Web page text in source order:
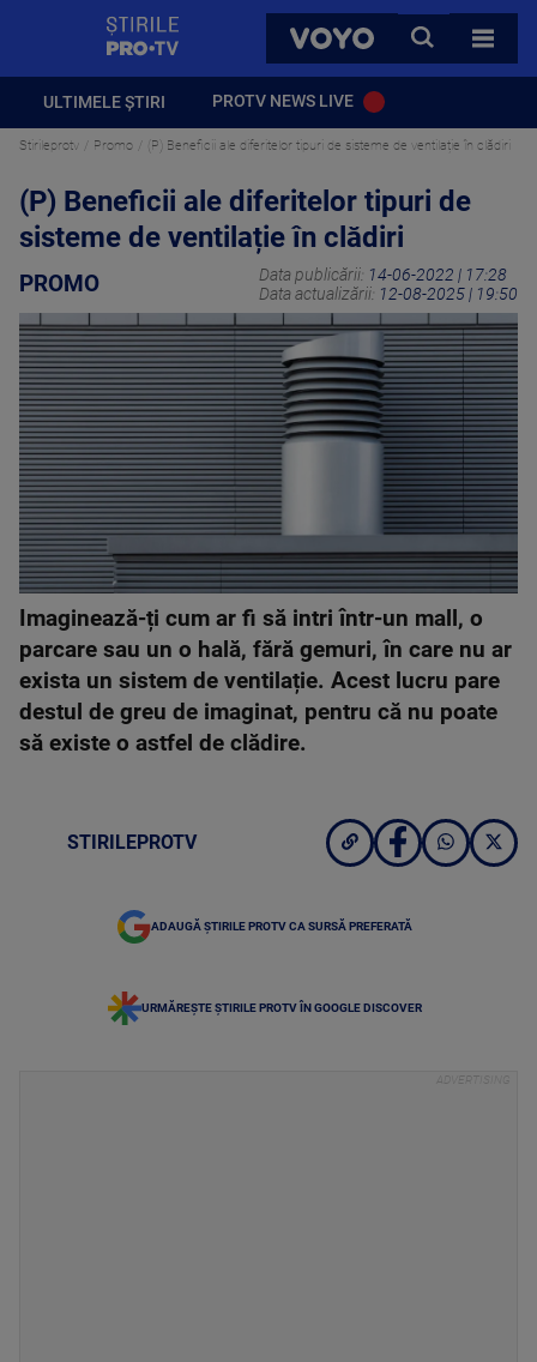
VOYO
CAUTA
TOATE
ULTIMELE ȘTIRI PROTV NEWS LIVE
Stirileprotv Promo (P) Beneficii ale diferitelor tipuri de sisteme de ventilație în clădiri
(P) Beneficii ale diferitelor tipuri de
sisteme de ventilație în clădiri
PROMO Data publicării: 14-06-2022 | 17:28
Data actualizării: 12-08-2025 | 19:50
Imaginează-ți cum ar fi să intri într-un mall, o
parcare sau un o hală, fără gemuri, în care nu ar
exista un sistem de ventilație. Acest lucru pare
destul de greu de imaginat, pentru că nu poate
să existe o astfel de clădire.
STIRILEPROTV
ADAUGĂ ȘTIRILE PROTV CA SURSĂ PREFERATĂ
URMĂREȘTE ȘTIRILE PROTV ÎN GOOGLE DISCOVER